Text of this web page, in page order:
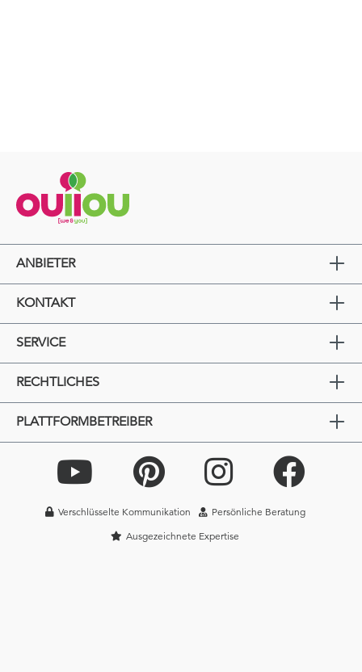
ANBIETER
KONTAKT
SERVICE
RECHTLICHES
PLATTFORMBETREIBER
Verschlüsselte Kommunikation
Persönliche Beratung
Ausgezeichnete Expertise